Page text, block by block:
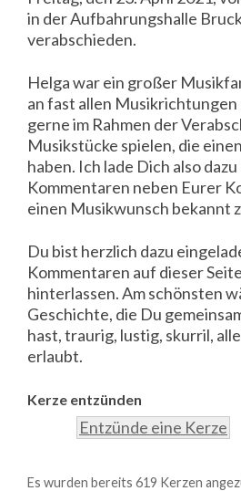
in der Aufbahrungshalle
verabschieden.
Helga war ein großer
an fast allen
gerne im Rahmen der
Musikstücke spielen, die
haben. Ich lade Dich also
Kommentaren neben Eurer
einen Musikwunsch bekannt
Du bist herzlich dazu
Kommentaren auf dieser
hinterlassen. Am schönsten
Geschichte, die Du
hast, traurig, lustig, skurril,
erlaubt.
Kerze entzünden
Entzünde eine Kerze
Es wurden bereits 619 Kerzen